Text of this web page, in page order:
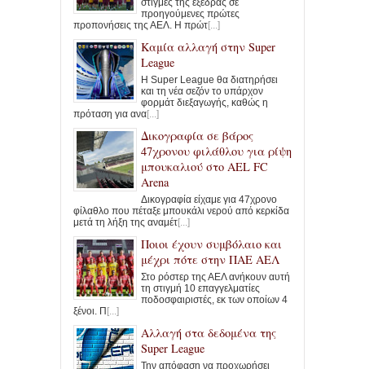
στιγμές της εξέδρας σε
προηγούμενες πρώτες
προπονήσεις της ΑΕΛ. Η πρώτ[...]
Καμία αλλαγή στην Super
League
Η Super League θα διατηρήσει
και τη νέα σεζόν το υπάρχον
φορμάτ διεξαγωγής, καθώς η
πρόταση για ανα[...]
Δικογραφία σε βάρος
47χρονου φιλάθλου για ρίψη
μπουκαλιού στο AEL FC
Arena
Δικογραφία είχαμε για 47χρονο
φίλαθλο που πέταξε μπουκάλι νερού από κερκίδα
μετά τη λήξη της αναμέτ[...]
Ποιοι έχουν συμβόλαιο και
μέχρι πότε στην ΠΑΕ ΑΕΛ
Στο ρόστερ της ΑΕΛ ανήκουν αυτή
τη στιγμή 10 επαγγελματίες
ποδοσφαιριστές, εκ των οποίων 4
ξένοι. Π [...]
Αλλαγή στα δεδομένα της
Super League
Την απόφαση να προχωρήσει